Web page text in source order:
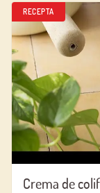
RECEPTA
Crema de